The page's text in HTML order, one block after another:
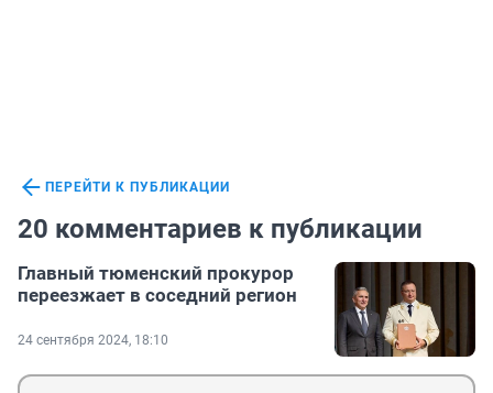
ПЕРЕЙТИ К ПУБЛИКАЦИИ
20 комментариев к публикации
Главный тюменский прокурор
переезжает в соседний регион
24 сентября 2024, 18:10